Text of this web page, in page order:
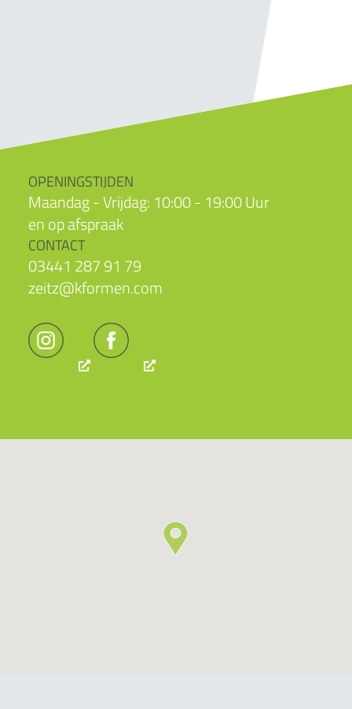
OPENINGSTIJDEN
Maandag - Vrijdag: 10:00 - 19:00 Uur
en op afspraak
CONTACT
03441 287 91 79
zeitz@kformen.com